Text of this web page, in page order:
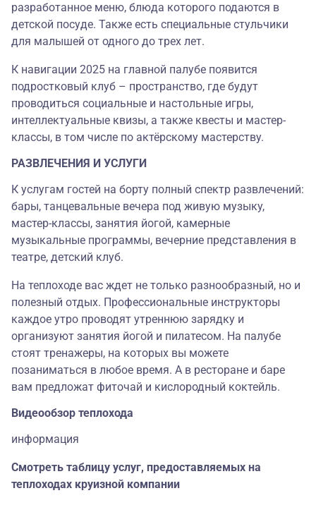
разработанное меню, блюда которого подаются в
детской посуде. Также есть специальные стульчики
для малышей от одного до трех лет.
К навигации 2025 на главной палубе появится
подростковый клуб‎ – пространство, где будут
проводиться социальные и настольные игры,
интеллектуальные квизы, а также квесты и мастер-
классы, в том числе по актёрскому мастерству.
РАЗВЛЕЧЕНИЯ И УСЛУГИ
К услугам гостей на борту полный спектр развлечений:
бары, танцевальные вечера под живую музыку,
мастер-классы, занятия йогой, камерные
музыкальные программы, вечерние представления в
театре, детский клуб.
На теплоходе вас ждет не только разнообразный, но и
полезный отдых. Профессиональные инструкторы
каждое утро проводят утреннюю зарядку и
организуют занятия йогой и пилатесом. На палубе
стоят тренажеры, на которых вы можете
позаниматься в любое время. А в ресторане и баре
вам предложат фиточай и кислородный коктейль.
Видеообзор теплохода
информация
Смотреть таблицу услуг, предоставляемых на
теплоходах круизной компании